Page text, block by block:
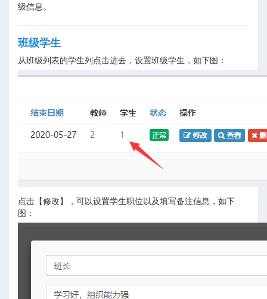
级信息。
班级学生
从班级列表的学生列点击进去，设置班级学生，如下图：
点击【修改】，可以设置学生职位以及填写备注信息，如下
图：